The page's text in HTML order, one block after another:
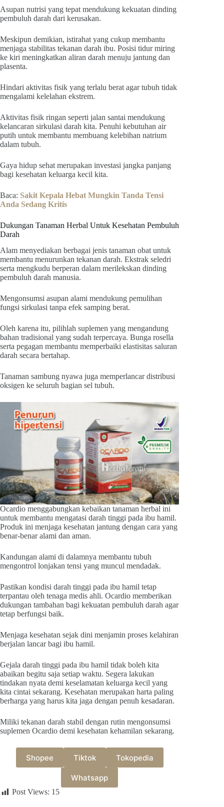
Asupan nutrisi yang tepat mendukung kekuatan dinding
pembuluh darah dari kerusakan.
Meskipun demikian, istirahat yang cukup membantu
menjaga stabilitas tekanan darah ibu. Posisi tidur miring
ke kiri meningkatkan aliran darah menuju jantung dan
plasenta.
Hindari aktivitas fisik yang terlalu berat agar tubuh tidak
mengalami kelelahan ekstrem.
Aktivitas fisik ringan seperti jalan santai mendukung
kelancaran sirkulasi darah kita. Penuhi kebutuhan air
putih untuk membantu membuang kelebihan natrium
dalam tubuh.
Gaya hidup sehat merupakan investasi jangka panjang
bagi kesehatan keluarga kecil kita.
Baca: Sakit Kepala Hebat Mungkin Tanda Tensi
Anda Sedang Kritis
Dukungan Tanaman Herbal Untuk Kesehatan Pembuluh
Darah
Alam menyediakan berbagai jenis tanaman obat untuk
membantu menurunkan tekanan darah. Ekstrak seledri
serta mengkudu berperan dalam merilekskan dinding
pembuluh darah manusia.
Mengonsumsi asupan alami mendukung pemulihan
fungsi sirkulasi tanpa efek samping berat.
Oleh karena itu, pilihlah suplemen yang mengandung
bahan tradisional yang sudah terpercaya. Bunga rosella
serta pegagan membantu memperbaiki elastisitas saluran
darah secara bertahap.
Tanaman sambung nyawa juga memperlancar distribusi
oksigen ke seluruh bagian sel tubuh.
Ocardio menggabungkan kebaikan tanaman herbal ini
untuk membantu mengatasi darah tinggi pada ibu hamil.
Produk ini menjaga kesehatan jantung dengan cara yang
benar-benar alami dan aman.
Kandungan alami di dalamnya membantu tubuh
mengontrol lonjakan tensi yang muncul mendadak.
Pastikan kondisi darah tinggi pada ibu hamil tetap
terpantau oleh tenaga medis ahli. Ocardio memberikan
dukungan tambahan bagi kekuatan pembuluh darah agar
tetap berfungsi baik.
Menjaga kesehatan sejak dini menjamin proses kelahiran
berjalan lancar bagi ibu hamil.
Gejala darah tinggi pada ibu hamil tidak boleh kita
abaikan begitu saja setiap waktu. Segera lakukan
tindakan nyata demi keselamatan keluarga kecil yang
kita cintai sekarang. Kesehatan merupakan harta paling
berharga yang harus kita jaga dengan penuh kesadaran.
Miliki tekanan darah stabil dengan rutin mengonsumsi
suplemen Ocardio demi kesehatan kehamilan sekarang.
Shopee Tiktok Tokopedia
Whatsapp
Post Views: 15